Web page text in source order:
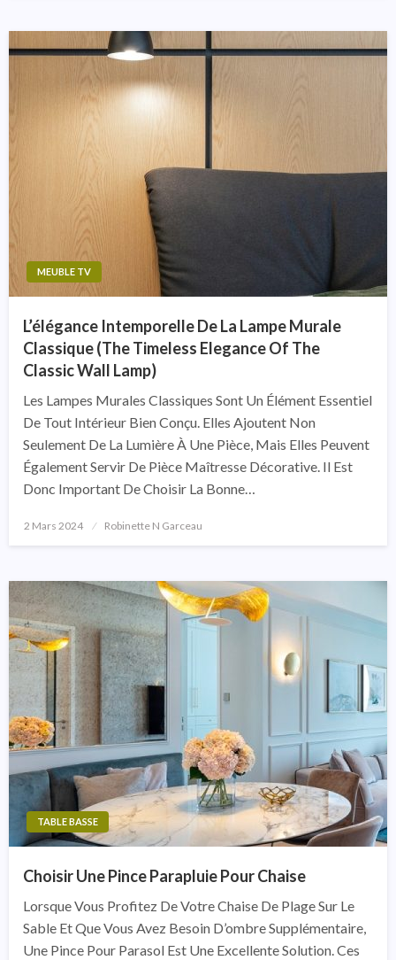
MEUBLE TV
L’élégance Intemporelle De La Lampe Murale
Classique (The Timeless Elegance Of The
Classic Wall Lamp)
Les Lampes Murales Classiques Sont Un Élément Essentiel
De Tout Intérieur Bien Conçu. Elles Ajoutent Non
Seulement De La Lumière À Une Pièce, Mais Elles Peuvent
Également Servir De Pièce Maîtresse Décorative. Il Est
Donc Important De Choisir La Bonne…
Posted
2 Mars 2024 Robinette N Garceau
TABLE BASSE
Choisir Une Pince Parapluie Pour Chaise
Lorsque Vous Profitez De Votre Chaise De Plage Sur Le
Sable Et Que Vous Avez Besoin D’ombre Supplémentaire,
Une Pince Pour Parasol Est Une Excellente Solution. Ces